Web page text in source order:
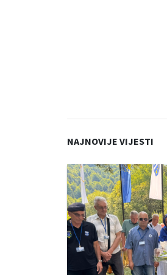
NAJNOVIJE VIJESTI